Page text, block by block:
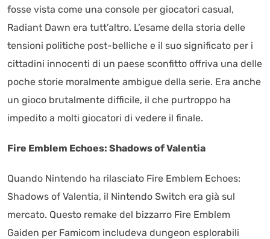
fosse vista come una console per giocatori casual,
Radiant Dawn era tutt’altro. L’esame della storia delle
tensioni politiche post-belliche e il suo significato per i
cittadini innocenti di un paese sconfitto offriva una delle
poche storie moralmente ambigue della serie. Era anche
un gioco brutalmente difficile, il che purtroppo ha
impedito a molti giocatori di vedere il finale.
Fire Emblem Echoes: Shadows of Valentia
Quando Nintendo ha rilasciato Fire Emblem Echoes:
Shadows of Valentia, il Nintendo Switch era già sul
mercato. Questo remake del bizzarro Fire Emblem
Gaiden per Famicom includeva dungeon esplorabili